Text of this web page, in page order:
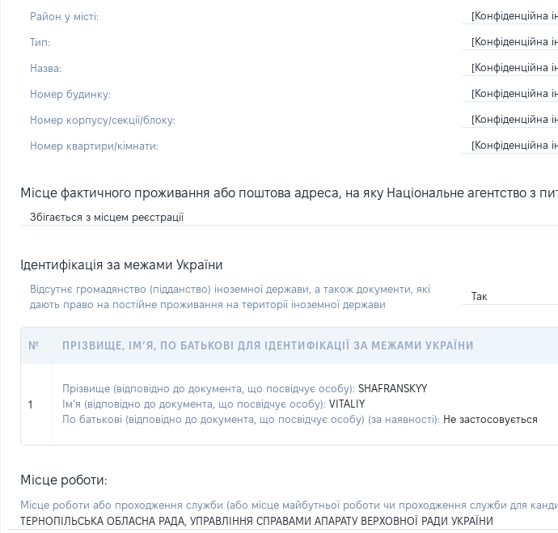
Район у місті: [Конфіденційна
Тип: [Конфіденційна
Назва: [Конфіденційна
Номер будинку: [Конфіденційна
Номер корпусу/секції/блоку: [Конфіденційна
Номер квартири/кімнати: [Конфіденційна
Місце фактичного проживання або поштова адреса, на яку Національне агентство з
Збігається з місцем реєстрації
Ідентифікація за межами України
Відсутнє громадянство (підданство) іноземної держави, а також документи, які
дають право на постійне проживання на території іноземної держави
Так
№ ПРІЗВИЩЕ, ІМ’Я, ПО БАТЬКОВІ ДЛЯ ІДЕНТИФІКАЦІЇ ЗА МЕЖАМИ УКРАЇНИ
1
Прізвище (відповідно до документа, що посвідчує особу): SHAFRANSKYY
Ім’я (відповідно до документа, що посвідчує особу): VITALIY
По батькові (відповідно до документа, що посвідчує особу) (за наявності): Не застосовується
Місце роботи:
Місце роботи або проходження служби (або місце майбутньої роботи чи проходження служби для
ТЕРНОПІЛЬСЬКА ОБЛАСНА РАДА, УПРАВЛІННЯ СПРАВАМИ АПАРАТУ ВЕРХОВНОЇ РАДИ УКРАЇНИ